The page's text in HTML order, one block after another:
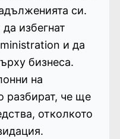
си.
избегнат
и да
бизнеса.
на
разбират, че ще
отколкото